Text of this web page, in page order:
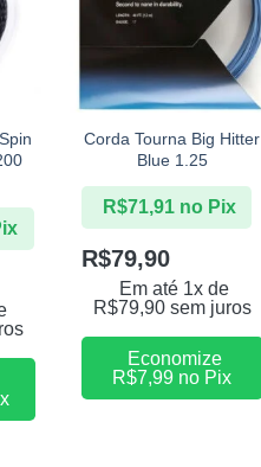
+
Corda Tourna Big Hitter
Blue 1.25
R$79,90
Em até 1x de
R$79,90sem juros
R$71,91 no Pix
Economize
R$7,99 no Pix